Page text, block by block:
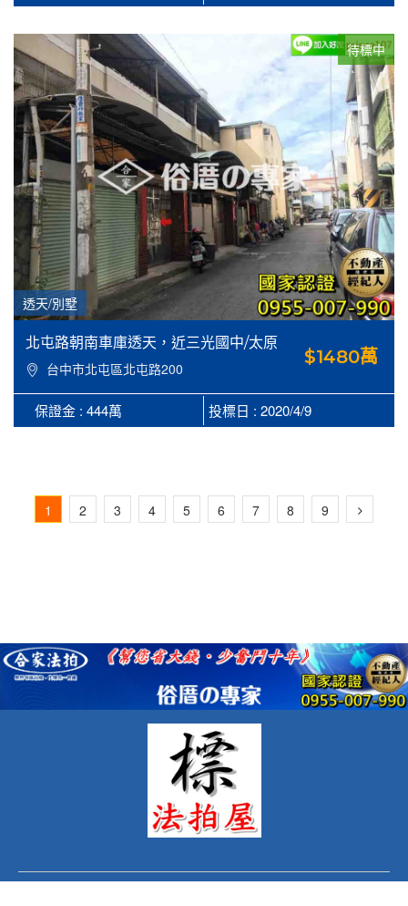
待標中
透天/別墅
北屯路朝南車庫透天，近三光國中/太原
火車站
$1480萬
台中市北屯區北屯路200
巷38弄10號
保證金 : 444萬 投標日 : 2020/4/9
1 2 3 4 5 6 7 8 9